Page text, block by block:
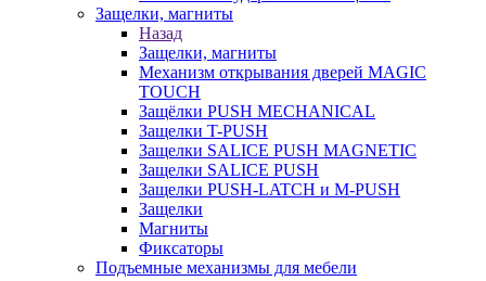
Защелки, магниты
Назад
Защелки, магниты
Механизм открывания дверей MAGIC
TOUCH
Защёлки PUSH MECHANICAL
Защелки T-PUSH
Защелки SALICE PUSH MAGNETIC
Защелки SALICE PUSH
Защелки PUSH-LATCH и M-PUSH
Защелки
Магниты
Фиксаторы
Подъемные механизмы для мебели